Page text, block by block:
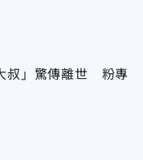
叔」驚傳離世 粉專